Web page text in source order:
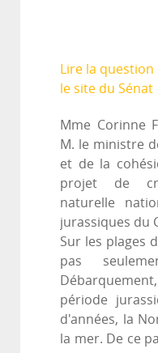
Lire la
le site du Sénat
Mme Corinne
M. le ministre
et de la
projet de
naturelle
jurassiques du
Sur les plages
pas
période
d'années, la
la mer. De ce